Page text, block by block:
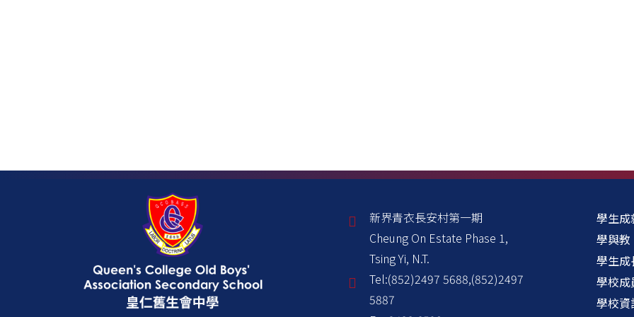
新界青衣長安村第一期
Cheung On Estate Phase 1,
Tsing Yi, N.T.
Tel:(852)2497 5688,(852)2497
5887
學生成
學與教
學生成
學校成
學校資